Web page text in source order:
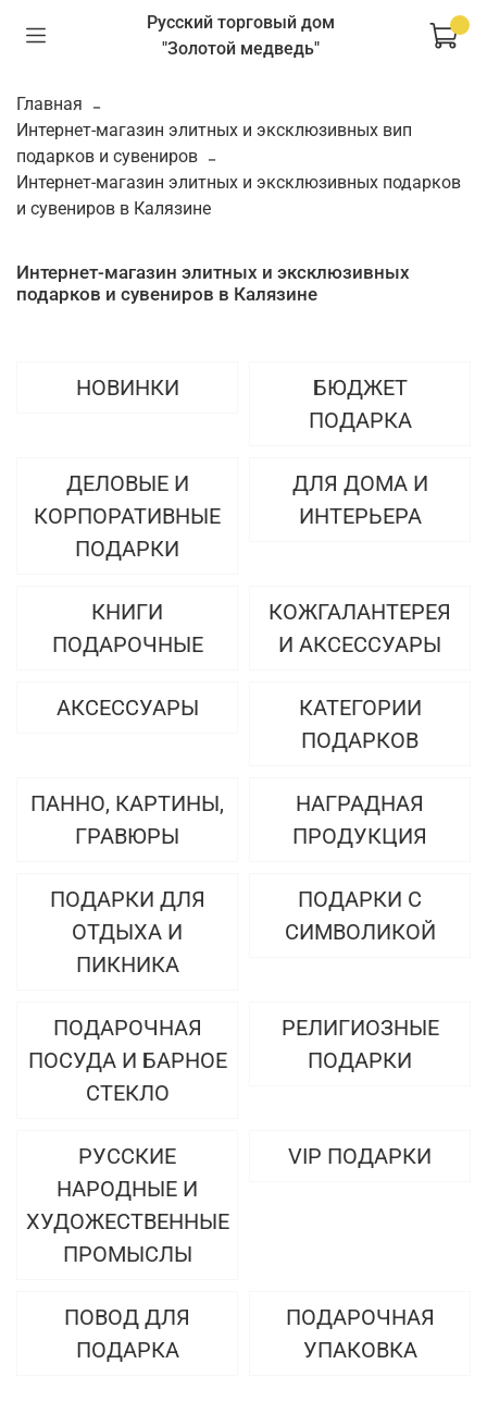
Русский торговый дом
"Золотой медведь"
Главная
Интернет-магазин элитных и эксклюзивных вип
подарков и сувениров
Интернет-магазин элитных и эксклюзивных подарков
и сувениров в Калязине
Интернет-магазин элитных и эксклюзивных
подарков и сувениров в Калязине
НОВИНКИ
БЮДЖЕТ
ПОДАРКА
ДЕЛОВЫЕ И
КОРПОРАТИВНЫЕ
ПОДАРКИ
ДЛЯ ДОМА И
ИНТЕРЬЕРА
КНИГИ
ПОДАРОЧНЫЕ
КОЖГАЛАНТЕРЕЯ
И АКСЕССУАРЫ
АКСЕССУАРЫ
КАТЕГОРИИ
ПОДАРКОВ
ПАННО, КАРТИНЫ,
ГРАВЮРЫ
НАГРАДНАЯ
ПРОДУКЦИЯ
ПОДАРКИ ДЛЯ
ОТДЫХА И
ПИКНИКА
ПОДАРКИ С
СИМВОЛИКОЙ
ПОДАРОЧНАЯ
ПОСУДА И БАРНОЕ
СТЕКЛО
РЕЛИГИОЗНЫЕ
ПОДАРКИ
РУССКИЕ
НАРОДНЫЕ И
ХУДОЖЕСТВЕННЫЕ
ПРОМЫСЛЫ
VIP ПОДАРКИ
ПОВОД ДЛЯ
ПОДАРКА
ПОДАРОЧНАЯ
УПАКОВКА